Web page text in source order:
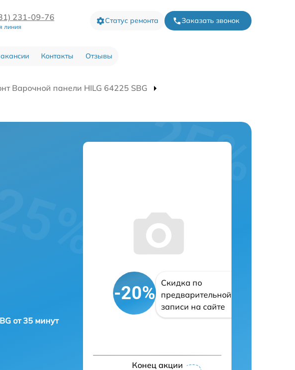
231-09-76
линия
Статус ремонта Заказать звонок
Контакты Отзывы
Варочной панели HILG 64225 SBG
от 35 минут
-20%
Скидка по
предварительной
записи на сайте
Конец акции